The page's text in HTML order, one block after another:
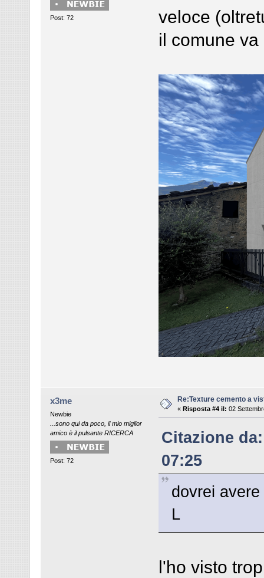
Post: 72
veloce
il comune va
x3me
Newbie
...sono qui da poco, il mio miglior
amico è il pulsante RICERCA
Post: 72
Re:Texture cemento a
« Risposta #4 il: 02
Citazione
07:25
dovrei
L
l'ho visto